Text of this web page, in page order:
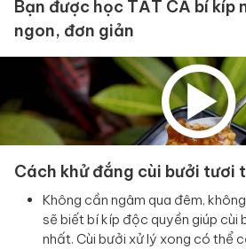
Bạn được học TẤT CẢ bí kíp
ngon, đơn giản
Cách khử đắng cùi bưởi tươi
Không cần ngâm qua đêm,
sẽ biết bí kíp độc quyền giúp cùi
nhất. Cùi bưởi xử lý xong có thể